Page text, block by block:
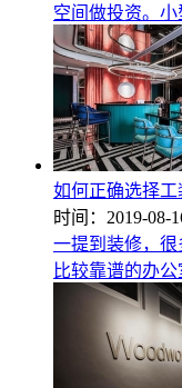
空间做投资。
如何正确选择
时间：2019-08-
一提到装修，
比较靠谱的办